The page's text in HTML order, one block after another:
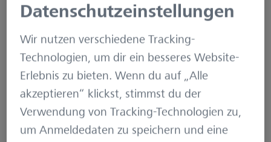
beschäftigt er sich mit
der Usability und User
Experience in der
Softwareentwicklung.
Darüber hinaus ist er in
verschiedenen
Projekten der
Energiewirtschaft tätig
Datenschutzeinstellungen
Wir nutzen verschiedene Tracking-
Technologien, um dir ein besseres Website-
Erlebnis zu bieten. Wenn du auf „Alle
akzeptieren“ klickst, stimmst du der
Verwendung von Tracking-Technologien zu,
um Anmeldedaten zu speichern und eine